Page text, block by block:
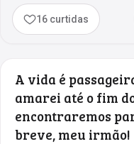
16 curtidas
A vida é
amarei até o fim
encontraremos
breve, meu irmão!